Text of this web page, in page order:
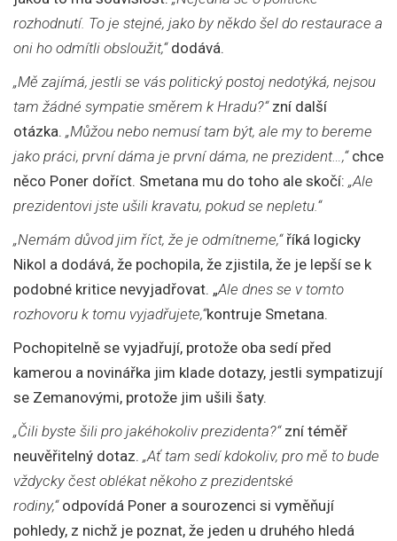
rozhodnutí. To je stejné, jako by někdo šel do restaurace a
oni ho odmítli obsloužit,“ dodává.
„Mě zajímá, jestli se vás politický postoj nedotýká, nejsou
tam žádné sympatie směrem k Hradu?“zní další
otázka. „Můžou nebo nemusí tam být, ale my to bereme
jako práci, první dáma je první dáma, ne prezident…,“chce
něco Poner doříct. Smetana mu do toho ale skočí: „Ale
prezidentovi jste ušili kravatu, pokud se nepletu.“
„Nemám důvod jim říct, že je odmítneme,“ říká logicky
Nikol a dodává, že pochopila, že zjistila, že je lepší se k
podobné kritice nevyjadřovat. „Ale dnes se v tomto
rozhovoru k tomu vyjadřujete,“kontruje Smetana.
Pochopitelně se vyjadřují, protože oba sedí před
kamerou a novinářka jim klade dotazy, jestli sympatizují
se Zemanovými, protože jim ušili šaty.
„Čili byste šili pro jakéhokoliv prezidenta?“zní téměř
neuvěřitelný dotaz. „Ať tam sedí kdokoliv, pro mě to bude
vždycky čest oblékat někoho z prezidentské
rodiny,“odpovídá Poner a sourozenci si vyměňují
pohledy, z nichž je poznat, že jeden u druhého hledá